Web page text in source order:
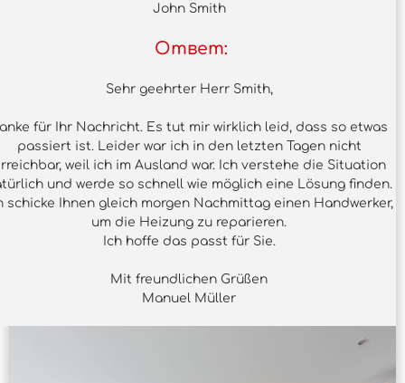
John Smith
Ответ:
Sehr geehrter Herr Smith,
für Ihr Nachricht. Es tut mir wirklich leid, dass so etwas
passiert ist. Leider war ich in den letzten Tagen nicht
weil ich im Ausland war. Ich verstehe die Situation
und werde so schnell wie möglich eine Lösung finden.
schicke Ihnen gleich morgen Nachmittag einen Handwerker,
um die Heizung zu reparieren.
Ich hoffe das passt für Sie.
Mit freundlichen Grüßen
Manuel Müller